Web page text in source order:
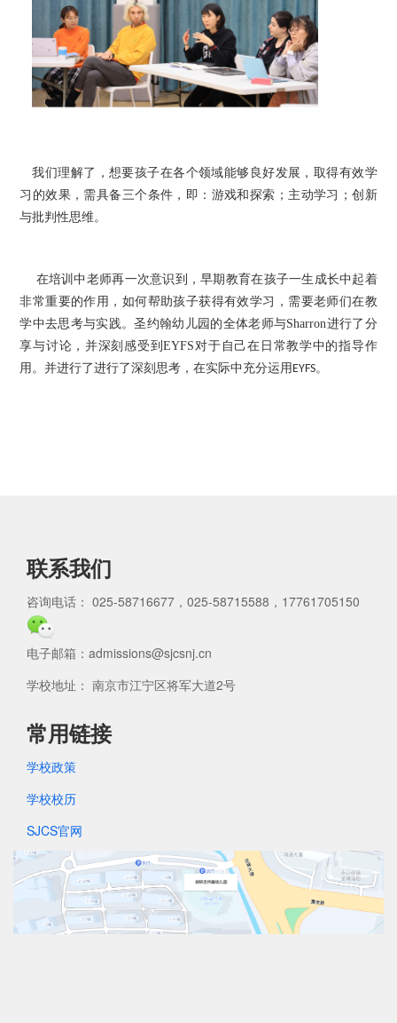
我们理解了，想要孩子在各个领域能够良好发展，取得有效学
习的效果，需具备三个条件，即：游戏和探索；主动学习；创新
与批判性思维。
在培训中老师再一次意识到 ，早期 教育在孩子一生成长中 起着
非常重要的作用，如何帮助孩子获得有效学习，需要老师们在教
学中去思考与实践。圣约翰幼儿园的全体老师与Sharron进行了分
享与讨论，并深刻感受到EYFS对于自己在日常教学中的指导作
用 。并进行了进行了深刻思考，在实际中充分运用 EYFS。
联系我们
咨询电话： 025-58716677，025-58715588，17761705150
电子邮箱：admissions@sjcsnj.cn
学校地址： 南京市江宁区将军大道2号
常用链接
学校政策
学校校历
SJCS官网